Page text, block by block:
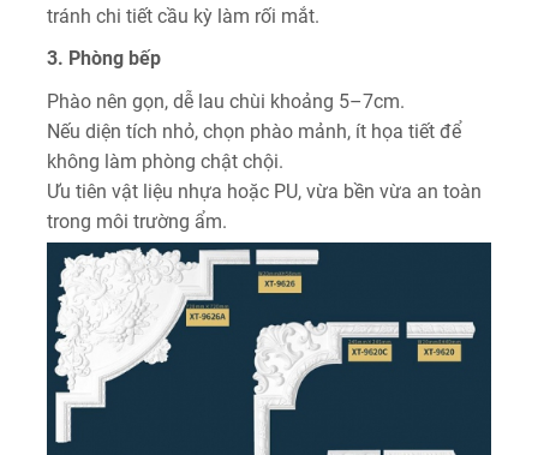
tránh chi tiết cầu kỳ làm rối mắt.
3. Phòng bếp
Phào nên gọn, dễ lau chùi khoảng 5–7cm.
Nếu diện tích nhỏ, chọn phào mảnh, ít họa tiết để
không làm phòng chật chội.
Ưu tiên vật liệu nhựa hoặc PU, vừa bền vừa an toàn
trong môi trường ẩm.